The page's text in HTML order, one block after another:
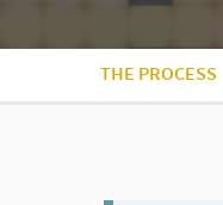
THE PROCESS